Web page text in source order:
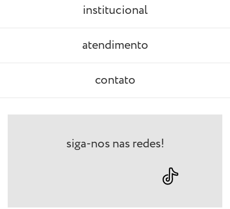
institucional
atendimento
contato
siga-nos nas redes!